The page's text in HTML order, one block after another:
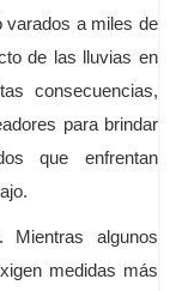
varados a miles de
de las lluvias en
consecuencias,
para brindar
que enfrentan
Mientras algunos
medidas más